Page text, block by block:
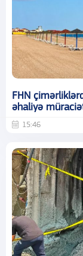
FHN
əhaliyə
15:46